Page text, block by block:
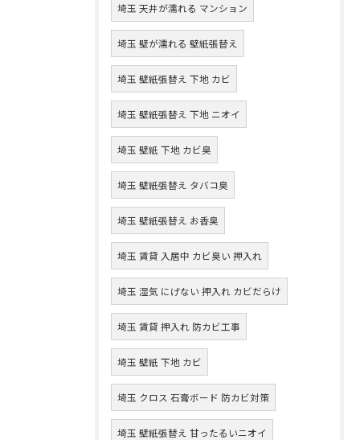
埼玉 天井が濡れる マンション
埼玉 壁が濡れる 壁紙張替え
埼玉 壁紙張替え 下地 カビ
埼玉 壁紙張替え 下地 ニオイ
埼玉 壁紙 下地 カビ臭
埼玉 壁紙張替え タバコ臭
埼玉 壁紙張替え お香臭
埼玉 賃貸 入居中 カビ臭い 押入れ
埼玉 湿気 にげない 押入れ カビだらけ
埼玉 賃貸 押入れ 防カビ工事
埼玉 壁紙 下地 カビ
埼玉 クロス 石膏ボード 防カビ対策
埼玉 壁紙張替え 甘ったるいニオイ